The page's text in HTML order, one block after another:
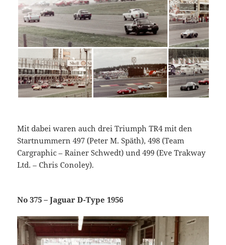
Mit dabei waren auch drei Triumph TR4 mit den
Startnummern 497 (Peter M. Späth), 498 (Team
Cargraphic – Rainer Schwedt) und 499 (Eve Trakway
Ltd. – Chris Conoley).
No 375 – Jaguar D-Type 1956